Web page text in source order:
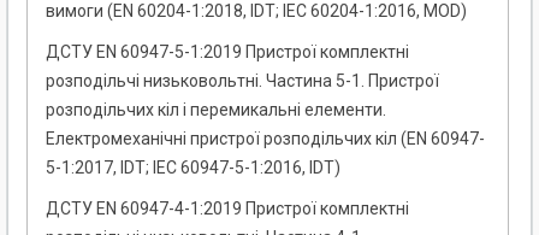
вимоги (EN 60204-1:2018, IDT; IEC 60204-1:2016, MOD)
ДСТУ EN 60947-5-1:2019 Пристрої комплектні
розподільчі низьковольтні. Частина 5-1. Пристрої
розподільчих кіл і перемикальні елементи.
Електромеханічні пристрої розподільчих кіл (EN 60947-
5-1:2017, IDT; IEC 60947-5-1:2016, IDT)
ДСТУ EN 60947-4-1:2019 Пристрої комплектні